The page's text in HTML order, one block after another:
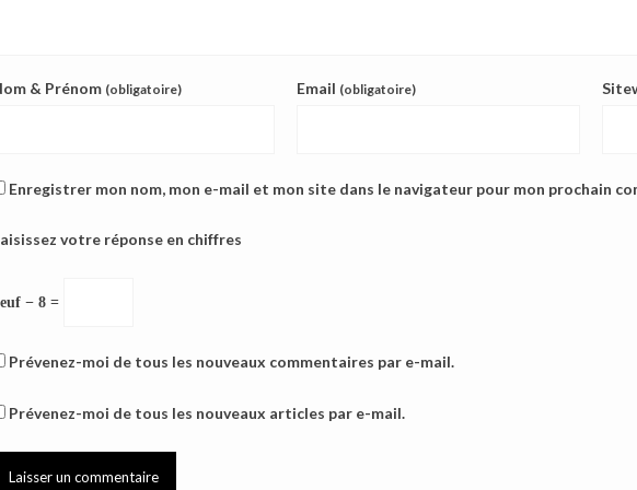
& Prénom (obligatoire) Email (obligatoire)
Enregistrer mon nom, mon e-mail et mon site dans le navigateur pour mon prochain
votre réponse en chiffres
− 8 =
Prévenez-moi de tous les nouveaux commentaires par e-mail.
Prévenez-moi de tous les nouveaux articles par e-mail.